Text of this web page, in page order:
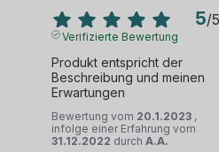
5/5
Verifizierte Bewertung
Produkt entspricht der
Beschreibung und meinen
Erwartungen
Bewertung vom 20.1.2023 ,
infolge einer Erfahrung vom
31.12.2022 durch A.A.